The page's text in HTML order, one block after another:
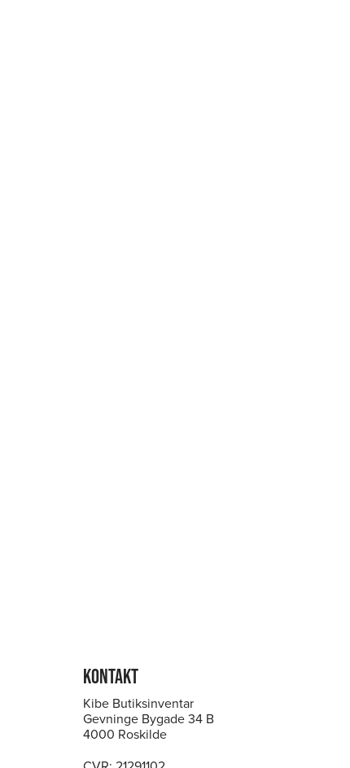
KONTAKT
Kibe Butiksinventar
Gevninge Bygade 34 B
4000 Roskilde